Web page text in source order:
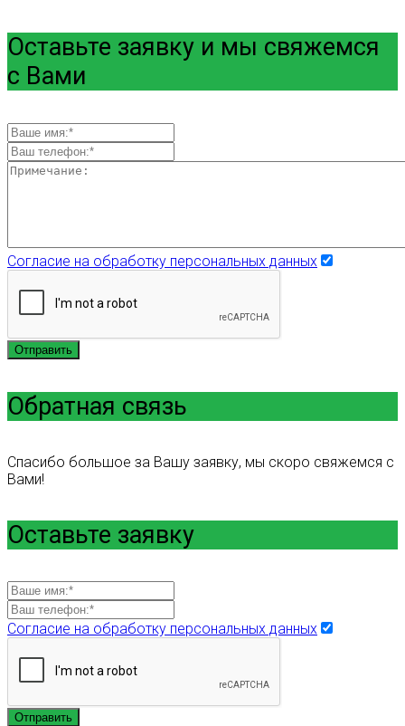
Оставьте заявку и мы свяжемся
с Вами
Согласие на обработку персональных данных
Отправить
Обратная связь
Спасибо большое за Вашу заявку, мы скоро свяжемся с
Вами!
Оставьте заявку
Согласие на обработку персональных данных
Отправить